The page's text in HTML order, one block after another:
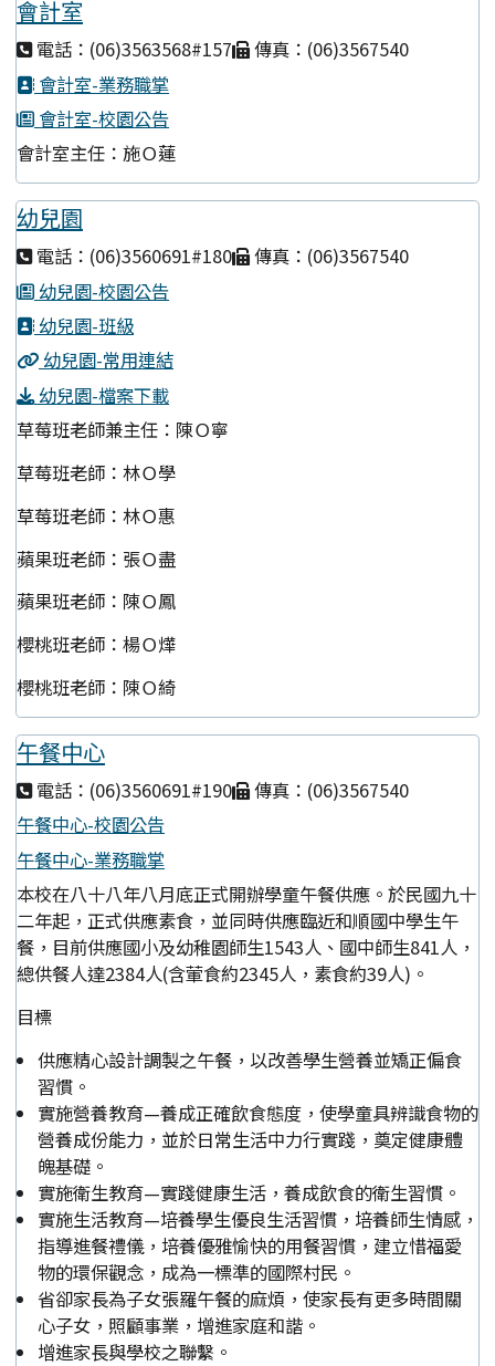
會計室
電話：(06)3563568#157
傳真：(06)3567540
會計室-業務職掌
會計室-校園公告
會計室主任：施Ｏ蓮
幼兒園
電話：(06)3560691#180
傳真：(06)3567540
幼兒園-校園公告
幼兒園-班級
幼兒園-常用連結
幼兒園-檔案下載
草莓班老師兼主任：陳Ｏ寧
草莓班老師：林Ｏ學
草莓班老師：林Ｏ惠
蘋果班老師：張Ｏ盡
蘋果班老師：陳Ｏ鳳
櫻桃班老師：楊Ｏ燁
櫻桃班老師：陳Ｏ綺
午餐中心
電話：(06)3560691#190
傳真：(06)3567540
午餐中心-校園公告
午餐中心-業務職掌
本校在八十八年八月底正式開辦學童午餐供應。於民國九十
二年起，正式供應素食，並同時供應臨近和順國中學生午
餐，目前供應國小及幼稚園師生1543人、國中師生841人，
總供餐人達2384人(含葷食約2345人，素食約39人)。
目標
供應精心設計調製之午餐，以改善學生營養並矯正偏食
習慣。
實施營養教育—養成正確飲食態度，使學童具辨識食物的
營養成份能力，並於日常生活中力行實踐，奠定健康體
魄基礎。
實施衛生教育—實踐健康生活，養成飲食的衛生習慣。
實施生活教育—培養學生優良生活習慣，培養師生情感，
指導進餐禮儀，培養優雅愉快的用餐習慣，建立惜福愛
物的環保觀念，成為一標準的國際村民。
省卻家長為子女張羅午餐的麻煩，使家長有更多時間關
心子女，照顧事業，增進家庭和諧。
增進家長與學校之聯繫。